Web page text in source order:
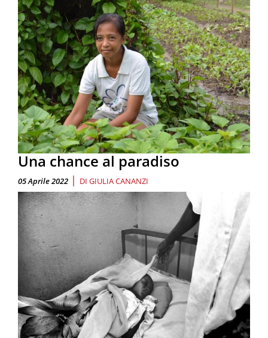
Una chance al paradiso
05 Aprile 2022 | DI GIULIA CANANZI